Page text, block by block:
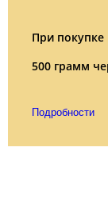
При
500 грамм
Подробности